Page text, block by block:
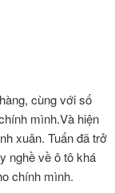
cùng với số
mình.Và hiện
xuân. Tuấn đã trở
nghề về ô tô khá
chính mình.